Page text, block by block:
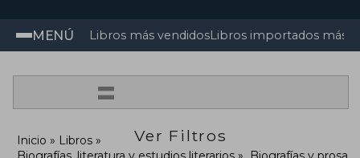
MENÚ Libros más vendidosLibros importados más
=
Ver Filtros
Inicio
Libros